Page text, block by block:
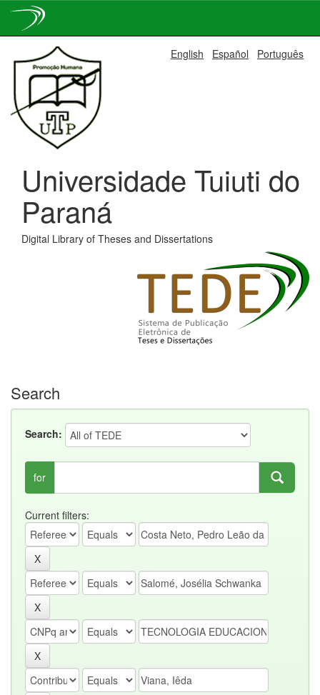
navigation
English Español Português
Universidade Tuiuti do
Paraná
Digital Library of Theses and Dissertations
Search
Search:
for
Current filters: